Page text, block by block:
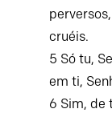
perversos,
cruéis.
5 Só tu,
em ti,
6 Sim, de